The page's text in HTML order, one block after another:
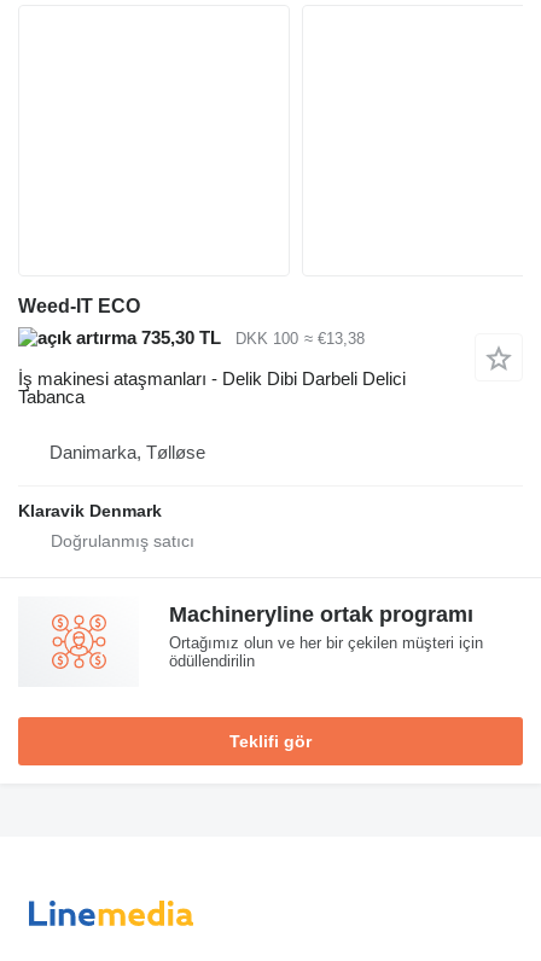
Weed-IT ECO
735,30 TL
DKK 100 ≈ €13,38
İş makinesi ataşmanları - Delik Dibi Darbeli Delici
Tabanca
Danimarka, Tølløse
Klaravik Denmark
Machineryline ortak programı
Ortağımız olun ve her bir çekilen müşteri için
ödüllendirilin
Teklifi gör